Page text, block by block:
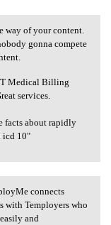
way of your content.
gonna compete
Medical Billing
services.
facts about rapidly
icd 10"
connects
with Temployers who
and